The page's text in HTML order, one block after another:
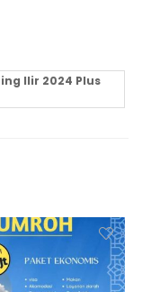
Ilir 2024 Plus